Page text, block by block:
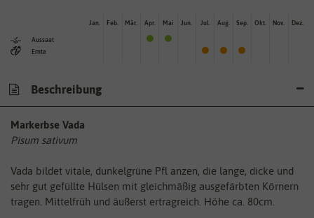
Aussaat
Ernte
Jan. Feb. Mär. Apr. Mai Jun. Jul. Aug. Sep. Okt. Nov. Dez.
Beschreibung
Markerbse Vada
Pisum sativum
Vada bildet vitale, dunkelgrüne Pfl anzen, die lange, dicke und
sehr gut gefüllte Hülsen mit gleichmäßig ausgefärbten Körnern
tragen. Mittelfrüh und äußerst ertragreich. Höhe ca. 80cm.